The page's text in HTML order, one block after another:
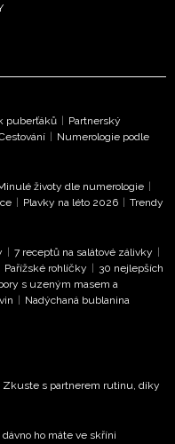
puberťáků | Partnerský
| Numerologie podle
životy dle numerologie |
| Plavky na léto 2026 | Trendy
| 7 receptů na salátové zálivky |
Pařížské rohlíčky | 30 nejlepších
s uzeným masem a
| Nadýchaná bublanina
Zkuste s partnerem rutinu, díky
ho máte ve skříni